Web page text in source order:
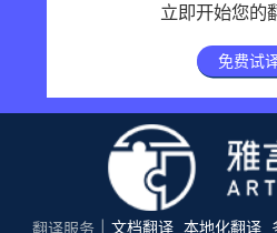
立即开始您的
免费试
翻译服务 文档翻译 本地化翻译